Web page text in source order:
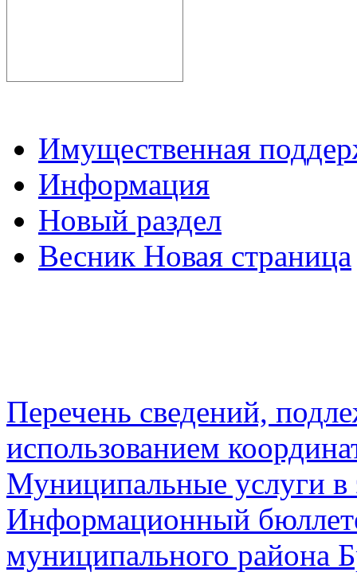
Имущественная
Информация
Новый раздел
Весник Новая страница
Перечень сведений,
использованием
Муниципальные услуги в
Информационный
муниципального района